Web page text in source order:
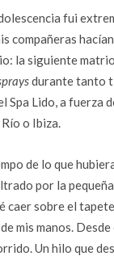
fui
compañeras
la siguiente
durante tanto
Spa Lido, a fuerza
o Ibiza.
de lo que
por la
caer sobre el
mis manos.
Un hilo que